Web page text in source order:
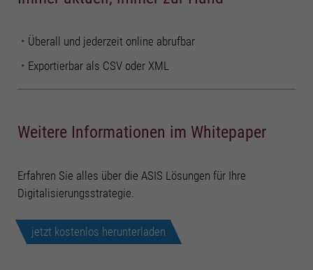
Überall und jederzeit online abrufbar
Exportierbar als CSV oder XML
Weitere Informationen im Whitepaper
Erfahren Sie alles über die ASIS Lösungen für Ihre
Digitalisierungsstrategie.
jetzt kostenlos herunterladen